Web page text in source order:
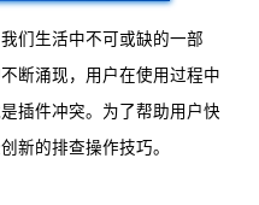
们生活中不可或缺的一部
断涌现，用户在使用过程中
插件冲突。为了帮助用户快
新的排查操作技巧。